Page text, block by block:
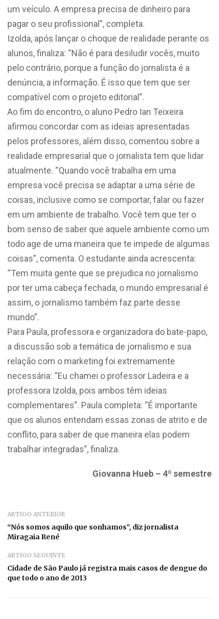
um veículo. A empresa precisa de dinheiro para
pagar o seu profissional”, completa.
Izolda, após lançar o choque de realidade perante os
alunos, finaliza: “Não é para desiludir vocês, muito
pelo contrário, porque a função do jornalista é a
denúncia, a informação. É isso que tem que ser
compatível com o projeto editorial”.
Ao fim do encontro, o aluno Pedro Ian Teixeira
afirmou concordar com as ideias apresentadas
pelos professores, além disso, comentou sobre a
realidade empresarial que o jornalista tem que lidar
atualmente. “Quando você trabalha em uma
empresa você precisa se adaptar a uma série de
coisas, inclusive como se comportar, falar ou fazer
em um ambiente de trabalho. Você tem que ter o
bom senso de saber que aquele ambiente como um
todo age de uma maneira que te impede de algumas
coisas”, comenta. O estudante ainda acrescenta:
“Tem muita gente que se prejudica no jornalismo
por ter uma cabeça fechada, o mundo empresarial é
assim, o jornalismo também faz parte desse
mundo”.
Para Paula, professora e organizadora do bate-papo,
a discussão sob a temática de jornalismo e sua
relação com o marketing foi extremamente
necessária: “Eu chamei o professor Ladeira e a
professora Izolda, pois ambos têm ideias
complementares”. Paula completa: “É importante
que os alunos entendam essas zonas de atrito e de
conflito, para saber de que maneira elas podem
trabalhar integradas”, finaliza.
Giovanna Hueb – 4º semestre
ARTIGO ANTERIOR
“Nós somos aquilo que sonhamos”, diz jornalista
Miragaia René
ARTIGO SEGUINTE
Cidade de São Paulo já registra mais casos de dengue do
que todo o ano de 2013